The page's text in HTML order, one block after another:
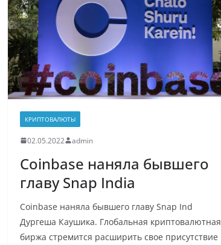
КРИПТОВАЛЮТЫ
02.05.2022 admin
Coinbase наняла бывшего
главу Snap India
Coinbase наняла бывшего главу Snap Ind
Дургеша Каушика. Глобальная криптовалютная
биржа стремится расширить свое присутствие